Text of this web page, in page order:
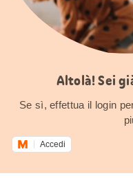
Altolà! Sei
Se sì, effettua il login
Accedi